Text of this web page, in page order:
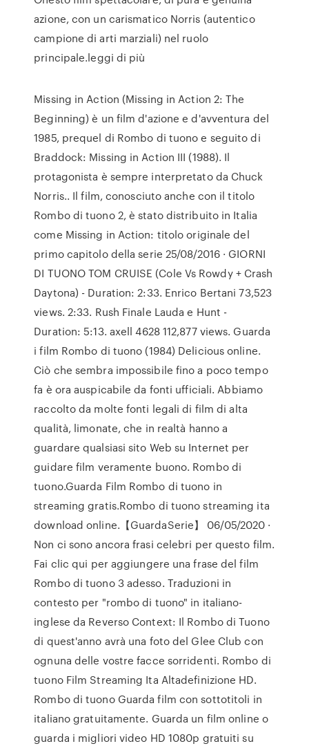
azione, con un carismatico Norris (autentico
campione di arti marziali) nel ruolo
principale.leggi di più
Missing in Action (Missing in Action 2: The
Beginning) è un film d'azione e d'avventura del
1985, prequel di Rombo di tuono e seguito di
Braddock: Missing in Action III (1988). Il
protagonista è sempre interpretato da Chuck
Norris.. Il film, conosciuto anche con il titolo
Rombo di tuono 2, è stato distribuito in Italia
come Missing in Action: titolo originale del
primo capitolo della serie 25/08/2016 · GIORNI
DI TUONO TOM CRUISE (Cole Vs Rowdy + Crash
Daytona) - Duration: 2:33. Enrico Bertani 73,523
views. 2:33. Rush Finale Lauda e Hunt -
Duration: 5:13. axell 4628 112,877 views. Guarda
i film Rombo di tuono (1984) Delicious online.
Ciò che sembra impossibile fino a poco tempo
fa è ora auspicabile da fonti ufficiali. Abbiamo
raccolto da molte fonti legali di film di alta
qualità, limonate, che in realtà hanno a
guardare qualsiasi sito Web su Internet per
guidare film veramente buono. Rombo di
tuono.Guarda Film Rombo di tuono in
streaming gratis.Rombo di tuono streaming ita
download online.【GuardaSerie】 06/05/2020 ·
Non ci sono ancora frasi celebri per questo film.
Fai clic qui per aggiungere una frase del film
Rombo di tuono 3 adesso. Traduzioni in
contesto per "rombo di tuono" in italiano-
inglese da Reverso Context: Il Rombo di Tuono
di quest'anno avrà una foto del Glee Club con
ognuna delle vostre facce sorridenti. Rombo di
tuono Film Streaming Ita Altadefinizione HD.
Rombo di tuono Guarda film con sottotitoli in
italiano gratuitamente. Guarda un film online o
guarda i migliori video HD 1080p gratuiti su